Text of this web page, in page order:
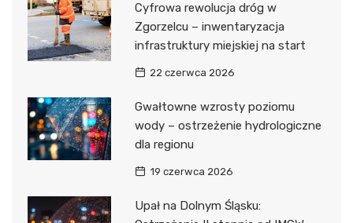
Cyfrowa rewolucja dróg w
Zgorzelcu – inwentaryzacja
infrastruktury miejskiej na start
22 czerwca 2026
Gwałtowne wzrosty poziomu
wody – ostrzeżenie hydrologiczne
dla regionu
19 czerwca 2026
Upał na Dolnym Śląsku: